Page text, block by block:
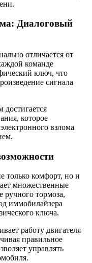
Диалоговый
отличается от
команде
ключ, что
сигнала
достигается
которое
взлома
только комфорт, но и
множественные
тормоза,
иммобилайзера
ключа.
работу двигателя
правильное
управлять